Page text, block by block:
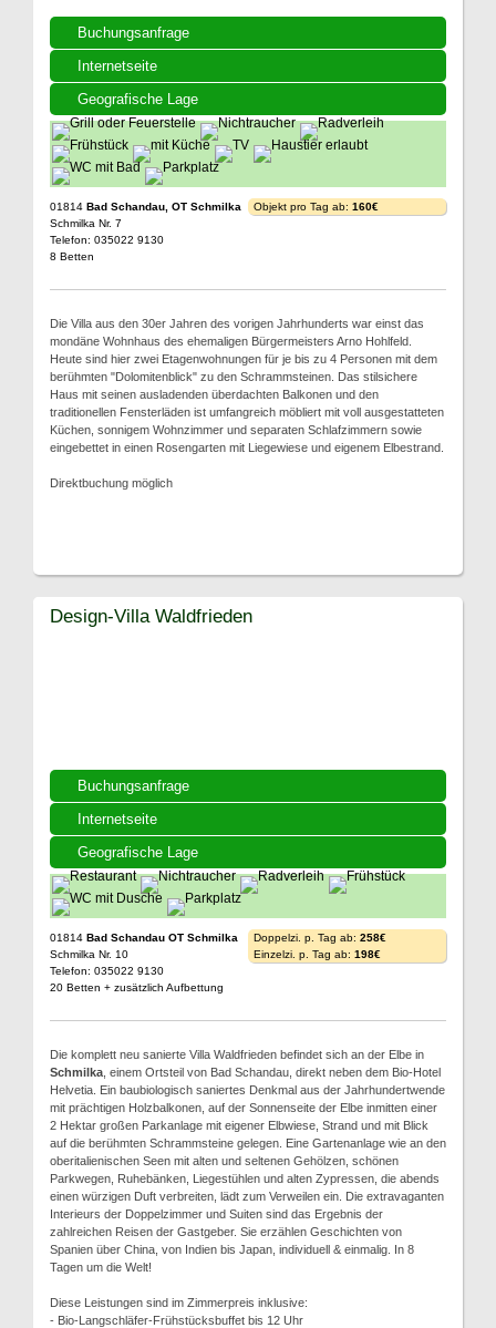
Buchungsanfrage
Internetseite
Geografische Lage
01814 Bad Schandau, OT Schmilka
Schmilka Nr. 7
Telefon: 035022 9130
8 Betten
Objekt pro Tag ab: 160€
Die Villa aus den 30er Jahren des vorigen Jahrhunderts war einst das
mondäne Wohnhaus des ehemaligen Bürgermeisters Arno Hohlfeld.
Heute sind hier zwei Etagenwohnungen für je bis zu 4 Personen mit dem
berühmten "Dolomitenblick" zu den Schrammsteinen. Das stilsichere
Haus mit seinen ausladenden überdachten Balkonen und den
traditionellen Fensterläden ist umfangreich möbliert mit voll ausgestatteten
Küchen, sonnigem Wohnzimmer und separaten Schlafzimmern sowie
eingebettet in einen Rosengarten mit Liegewiese und eigenem Elbestrand.
Direktbuchung möglich
Buchungsanfrage
Internetseite
Geografische Lage
Design-Villa Waldfrieden
01814 Bad Schandau OT Schmilka
Schmilka Nr. 10
Telefon: 035022 9130
20 Betten + zusätzlich Aufbettung
Doppelzi. p. Tag ab: 258€
Einzelzi. p. Tag ab: 198€
Die komplett neu sanierte Villa Waldfrieden befindet sich an der Elbe in
Schmilka , einem Ortsteil von Bad Schandau, direkt neben dem Bio-Hotel
Helvetia. Ein baubiologisch saniertes Denkmal aus der Jahrhundertwende
mit prächtigen Holzbalkonen, auf der Sonnenseite der Elbe inmitten einer
2 Hektar großen Parkanlage mit eigener Elbwiese, Strand und mit Blick
auf die berühmten Schrammsteine gelegen. Eine Gartenanlage wie an den
oberitalienischen Seen mit alten und seltenen Gehölzen, schönen
Parkwegen, Ruhebänken, Liegestühlen und alten Zypressen, die abends
einen würzigen Duft verbreiten, lädt zum Verweilen ein. Die extravaganten
Interieurs der Doppelzimmer und Suiten sind das Ergebnis der
zahlreichen Reisen der Gastgeber. Sie erzählen Geschichten von
Spanien über China, von Indien bis Japan, individuell & einmalig. In 8
Tagen um die Welt!
Diese Leistungen sind im Zimmerpreis inklusive:
- Bio-Langschläfer-Frühstücksbuffet bis 12 Uhr